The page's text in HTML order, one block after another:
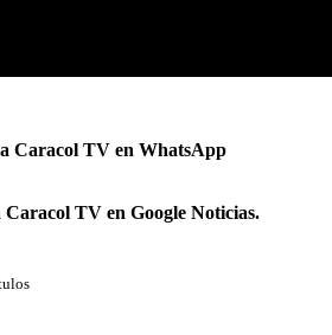
Caracol TV en WhatsApp
Caracol TV en Google Noticias.